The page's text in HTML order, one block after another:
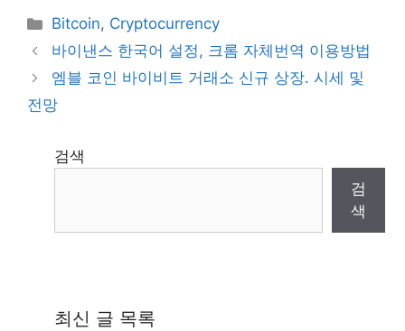
Categories
Bitcoin, Cryptocurrency
바이낸스 한국어 설정, 크롬 자체번역 이용방법
엠블 코인 바이비트 거래소 신규 상장. 시세 및
전망
검색
검
색
최신 글 목록